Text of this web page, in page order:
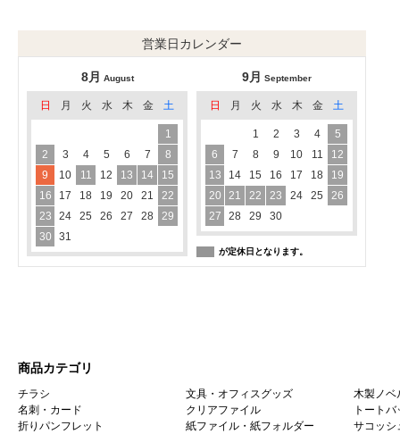
営業日カレンダー
8月 August
日 月 火 水 木 金 土
1
2
3 4 5 6 7
8
9
10 11 12 13 14
15
16
17 18 19 20 21
22
23
24 25 26 27 28
29
30
31
9月 September
日 月 火 水 木 金 土
1 2 3 4
5
6
7 8 9 10 11
12
13
14 15 16 17 18
19
20
21 22 23 24 25
26
27
28 29 30
が定休日となります。
商品カテゴリ
チラシ
名刺・カード
折りパンフレット
文具・オフィスグッズ
クリアファイル
紙ファイル・紙フォルダー
木製ノベ
トートバ
サコッシ